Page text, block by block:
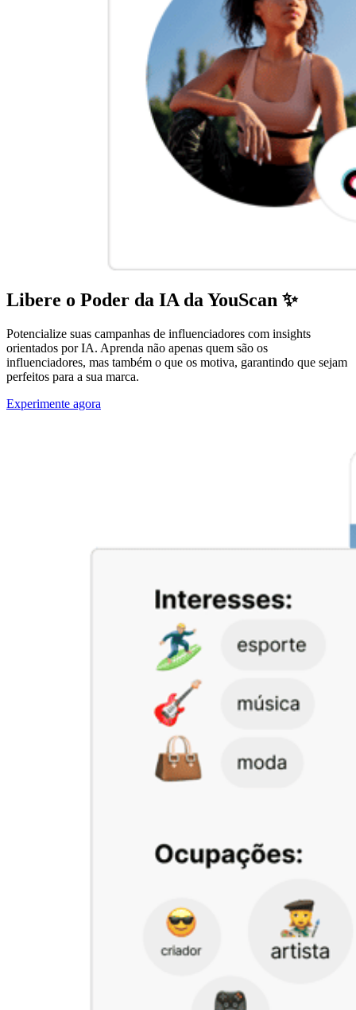
Libere o Poder da IA da YouScan ✨
Potencialize suas campanhas de influenciadores com insights
orientados por IA. Aprenda não apenas quem são os
influenciadores, mas também o que os motiva, garantindo que sejam
perfeitos para a sua marca.
Experimente agora